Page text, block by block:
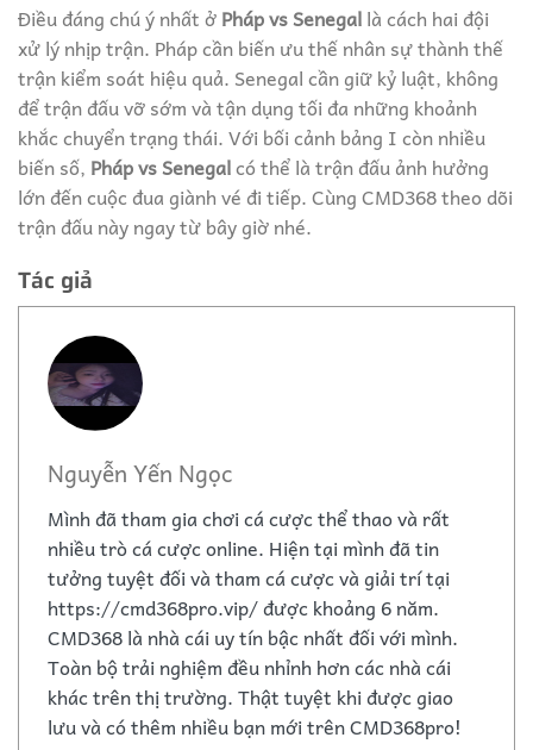
Điều đáng chú ý nhất ởPháp vs Senegallà cách hai đội
xử lý nhịp trận. Pháp cần biến ưu thế nhân sự thành thế
trận kiểm soát hiệu quả. Senegal cần giữ kỷ luật, không
để trận đấu vỡ sớm và tận dụng tối đa những khoảnh
khắc chuyển trạng thái. Với bối cảnh bảng I còn nhiều
biến số, Pháp vs Senegalcó thể là trận đấu ảnh hưởng
lớn đến cuộc đua giành vé đi tiếp. CùngCMD368theo dõi
trận đấu này ngay từ bây giờ nhé.
Tác giả
Nguyễn Yến Ngọc
Mình đã tham gia chơi cá cược thể thao và rất
nhiều trò cá cược online. Hiện tại mình đã tin
tưởng tuyệt đối và tham cá cược và giải trí tại
https://cmd368pro.vip/ được khoảng 6 năm.
CMD368 là nhà cái uy tín bậc nhất đối với mình.
Toàn bộ trải nghiệm đều nhỉnh hơn các nhà cái
khác trên thị trường. Thật tuyệt khi được giao
lưu và có thêm nhiều bạn mới trên CMD368pro!